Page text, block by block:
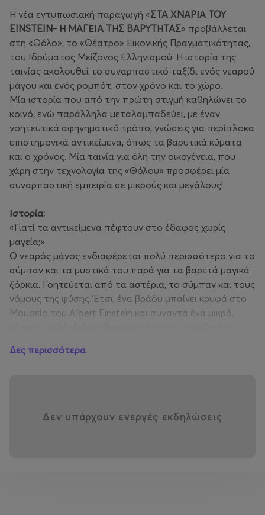
Η νέα εντυπωσιακή παραγωγή «ΣΤΑ ΧΝΑΡΙΑ ΤΟΥ
EINSTEIN- Η ΜΑΓΕΙΑ ΤΗΣ ΒΑΡΥΤΗΤΑΣ» προβάλλεται
στη «Θόλο», το «Θέατρο» Εικονικής Πραγματικότητας,
του Ιδρύματος Μείζονος Ελληνισμού. Η ιστορία της
ταινίας ακολουθεί το συναρπαστικό ταξίδι ενός νεαρού
μάγου και ενός ρομπότ, στον χρόνο και το χώρο.
Μία ιστορία που από την πρώτη στιγμή καθηλώνει το
κοινό, ενώ παράλληλα μεταλαμπαδεύει, με έναν
γοητευτικά αφηγηματικό τρόπο, γνώσεις για περίπλοκα
επιστημονικά αντικείμενα, όπως τα βαρυτικά κύματα
και ο χρόνος. Μία ταινία για όλη την οικογένεια, που
χάρη στην τεχνολογία της «Θόλου» προσφέρει μία
συναρπαστική εμπειρία σε μικρούς και μεγάλους!
Ιστορία:
«Γιατί τα αντικείμενα πέφτουν στο έδαφος χωρίς
μαγεία;»
Ο νεαρός μάγος ενδιαφέρεται πολύ περισσότερο για το
σύμπαν και τα μυστικά του παρά για τα βαρετά μαγικά
ξόρκια. Γοητεύεται από τα αστέρια, το σύμπαν και τους
νόμους της φύσης. Έτσι, ένα βράδυ μπαίνει κρυφά στο
Μουσείο του Albert Einstein και συναντά ένα μικρό,
ταξίδι ξεκινάει, με το ρομπότ να ταξιδεύει τον νεαρό
συνάμα συναρπαστικό τρόπο στους θεατές,
εκπαιδευτικά θέματα σχετικά με τη βαρύτητα και τα
Δες περισσότερα
Δεν υπάρχουν ενεργές εκδηλώσεις